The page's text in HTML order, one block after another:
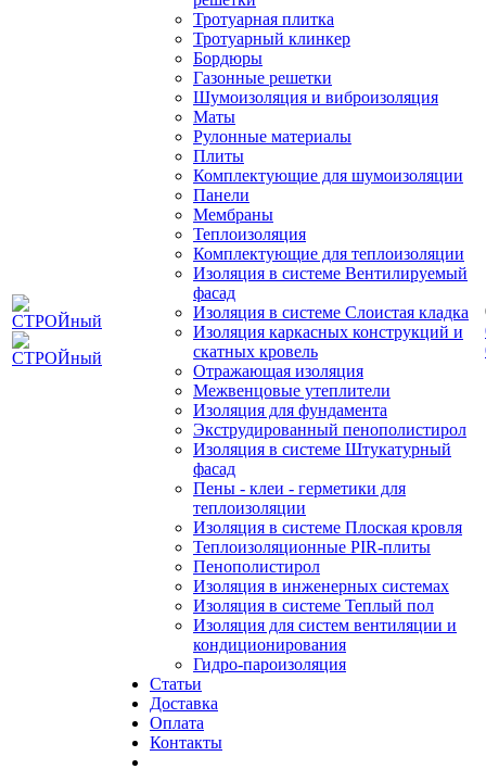
Тротуарная плитка
Тротуарный клинкер
Бордюры
Газонные решетки
Шумоизоляция и виброизоляция
Маты
Рулонные материалы
Плиты
Комплектующие для шумоизоляции
Панели
Мембраны
Теплоизоляция
Комплектующие для теплоизоляции
Изоляция в системе Вентилируемый
фасад
Изоляция в системе Слоистая кладка
Изоляция каркасных конструкций и
скатных кровель
Отражающая изоляция
Межвенцовые утеплители
Изоляция для фундамента
Экструдированный пенополистирол
Изоляция в системе Штукатурный
фасад
Пены - клеи - герметики для
теплоизоляции
Изоляция в системе Плоская кровля
Теплоизоляционные PIR-плиты
Пенополистирол
Изоляция в инженерных системах
Изоляция в системе Теплый пол
Изоляция для систем вентиляции и
кондиционирования
Гидро-пароизоляция
Статьи
Доставка
Оплата
Контакты